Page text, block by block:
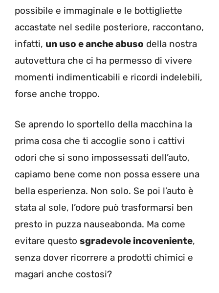
possibile e immaginale e le bottigliette
accastate nel sedile posteriore, raccontano,
infatti, un uso e anche abuso della nostra
autovettura che ci ha permesso di vivere
momenti indimenticabili e ricordi indelebili,
forse anche troppo.
Se aprendo lo sportello della macchina la
prima cosa che ti accoglie sono i cattivi
odori che si sono impossessati dell’auto,
capiamo bene come non possa essere una
bella esperienza. Non solo. Se poi l’auto è
stata al sole, l’odore può trasformarsi ben
presto in puzza nauseabonda. Ma come
evitare questo sgradevole incoveniente,
senza dover ricorrere a prodotti chimici e
magari anche costosi?